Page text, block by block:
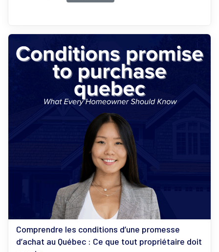
Comprendre les conditions d’une promesse
d’achat au Québec : Ce que tout propriétaire doit